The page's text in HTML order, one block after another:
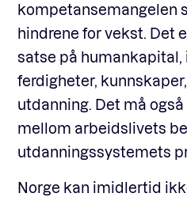
kompetansemangelen
hindrene for vekst. Det
satse på humankapital,
ferdigheter,
utdanning. Det må
mellom arbeidslivets
utdanningssystemets
Norge kan imidlertid